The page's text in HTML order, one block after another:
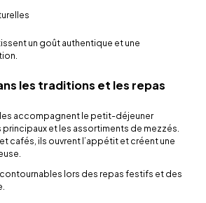
un goût authentique et une
les traditions et les repas
accompagnent le petit-déjeuner
et les assortiments de mezzés.
cafés, ils ouvrent l’appétit et créent une
lors des repas festifs et des